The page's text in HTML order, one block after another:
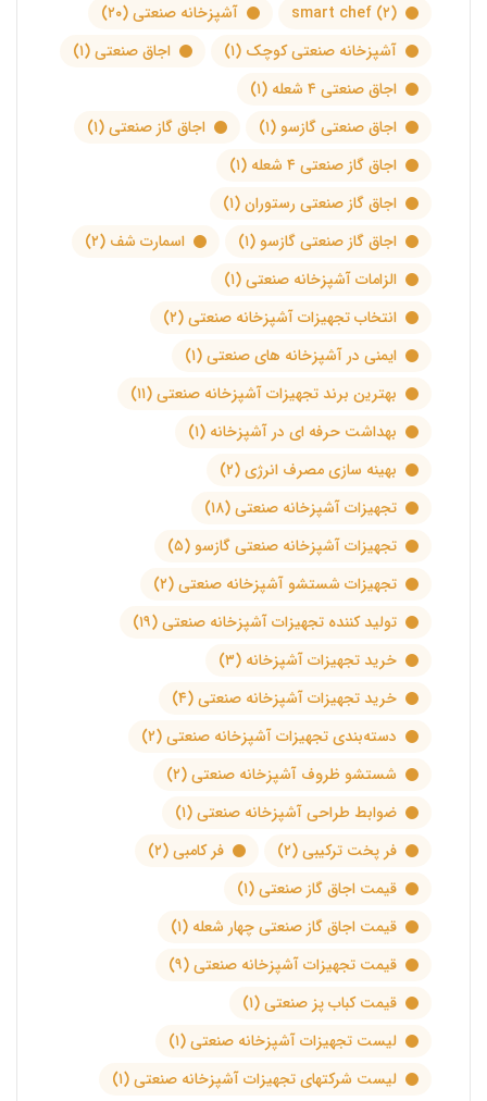
smart chef (۲) آشپزخانه صنعتی(۲۰)
آشپزخانه صنعتی کوچک (۱) اجاق صنعتی(۱)
اجاق صنعتی ۴ شعله
(۱)
اجاق صنعتی گازسو (۱) اجاق گاز صنعتی(۱)
اجاق گاز صنعتی ۴ شعله
(۱)
اجاق گاز صنعتی رستوران(۱)
اجاق گاز صنعتی گازسو (۱) اسمارت شف (۲)
الزامات آشپزخانه صنعتی(۱)
انتخاب تجهیزات آشپزخانه صنعتی(۲)
ایمنی در آشپزخانه های صنعتی(۱)
بهترین برند تجهیزات آشپزخانه صنعتی(۱۱)
بهداشت حرفه ای در آشپزخانه (۱)
بهینه سازی مصرف انرژی(۲)
تجهیزات آشپزخانه صنعتی(۱۸)
تجهیزات آشپزخانه صنعتی گازسو (۵)
تجهیزات شستشو آشپزخانه صنعتی(۲)
تولید کننده تجهیزات آشپزخانه صنعتی(۱۹)
خرید تجهیزات آشپزخانه (۳)
خرید تجهیزات آشپزخانه صنعتی(۴)
دسته‌بندی تجهیزات آشپزخانه صنعتی(۲)
شستشو ظروف آشپزخانه صنعتی(۲)
ضوابط طراحی آشپزخانه صنعتی(۱)
فر پخت ترکیبی(۲) فر کامبی(۲)
قیمت اجاق گاز صنعتی(۱)
قیمت اجاق گاز صنعتی چهار شعله (۱)
قیمت تجهیزات آشپزخانه صنعتی(۹)
قیمت کباب پز صنعتی(۱)
لیست تجهیزات آشپزخانه صنعتی(۱)
لیست شرکتهای تجهیزات آشپزخانه صنعتی(۱)